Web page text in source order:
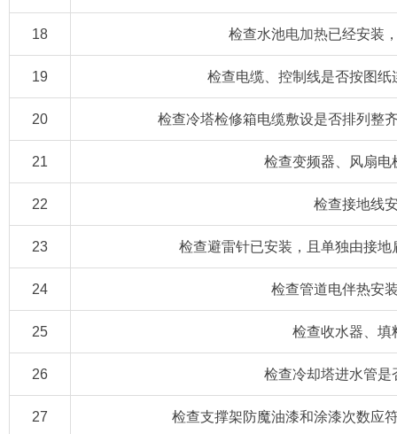
18 检查水池电加热已经安装
19 检查电缆、控制线是否按图
20 检查冷塔检修箱电缆敷设是否排列整
21 检查变频器、风扇电
22 检查接地线
23 检查避雷针已安装，且单独由接
24 检查管道电伴热安
25 检查收水器、填
26 检查冷却塔进水管是
27 检查支撑架防魔油漆和涂漆次数应